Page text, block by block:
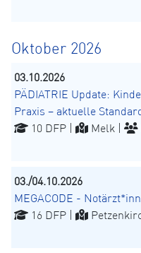
Oktober 2026
03.10.2026
PÄDIATRIE Update:
Praxis – aktuelle
10 DFP |
Melk |
03./04.10.2026
MEGACODE -
16 DFP |